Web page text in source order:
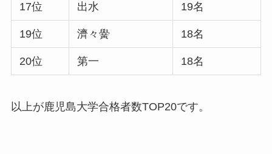
17位 出水 19名
19位 濟々黌 18名
20位 第一 18名
以上が鹿児島大学合格者数TOP20です。